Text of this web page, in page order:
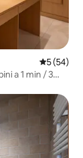
5 de uma
5 (54)
a 1 min / 3